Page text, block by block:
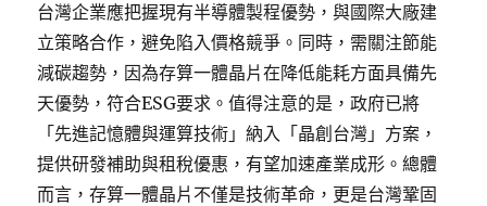
台灣企業應把握現有半導體製程優勢，與國際大廠建
立策略合作，避免陷入價格競爭。同時，需關注節能
減碳趨勢，因為存算一體晶片在降低能耗方面具備先
天優勢，符合ESG要求。值得注意的是，政府已將
「先進記憶體與運算技術」納入「晶創台灣」方案，
提供研發補助與租稅優惠，有望加速產業成形。總體
而言，存算一體晶片不僅是技術革命，更是台灣鞏固